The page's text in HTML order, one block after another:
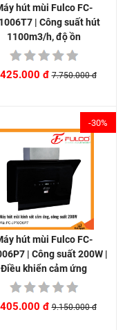
hút mùi Fulco FC-
| Công suất hút
1100m3/h, độ ồn
đ 7.750.000 đ
-30%
hút mùi Fulco FC-
| Công suất 200W |
Điều khiển cảm ứng
đ 9.150.000 đ